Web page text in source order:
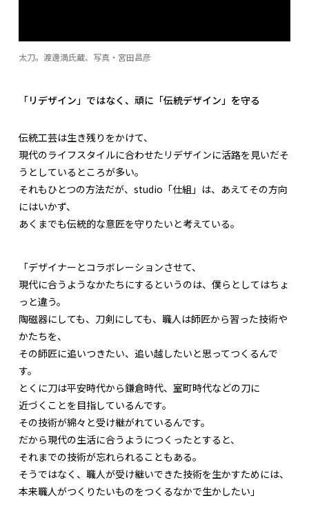
太刀。渡邊満氏蔵、写真・宮田昌彦
「リデザイン」ではなく、頑に「伝統デザイン」を守る
伝統工芸は生き残りをかけて、
現代のライフスタイルに合わせたリデザインに活路を見いだそ
うとしているところが多い。
それもひとつの方法だが、studio「仕組」は、あえてその方向
にはいかず、
あくまでも伝統的な意匠を守りたいと考えている。
「デザイナーとコラボレーションさせて、
現代に合うようなかたちにするというのは、僕らとしてはちょ
っと違う。
陶磁器にしても、刀剣にしても、職人は師匠から習った技術や
かたちを、
その師匠に追いつきたい、追い越したいと思ってつくるんで
す。
とくに刀は平安時代から鎌倉時代、室町時代などの刀に
近づくことを目指しているんです。
その技術が綿々と受け継がれているんです。
だから現代の生活に合うようにつくったとすると、
それまでの技術が忘れられることもある。
そうではなく、職人が受け継いできた技術を生かすためには、
本来職人がつくりたいものをつくるなかで生かしたい」